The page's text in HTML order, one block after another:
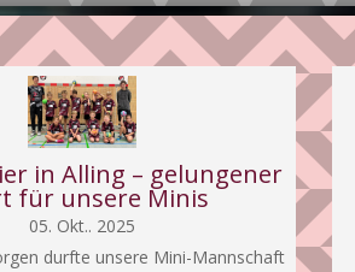
in Alling – gelungener
für unsere Minis
05. Okt.. 2025
durfte unsere Mini-Mannschaft